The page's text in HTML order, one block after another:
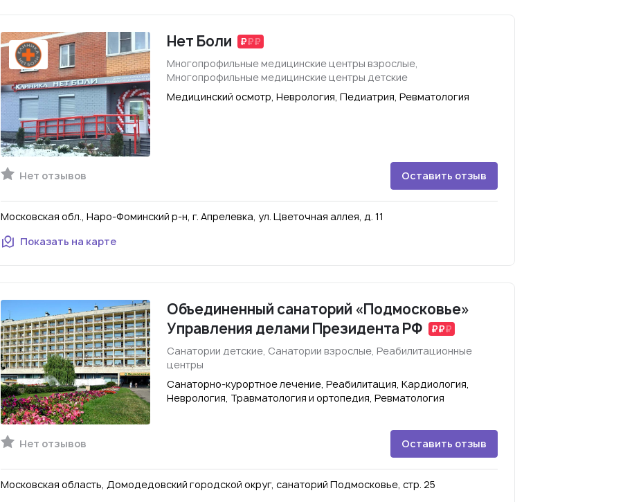
Нет Боли
Многопрофильные медицинские центры взрослые,
Многопрофильные медицинские центры детские
Медицинский осмотр, Неврология, Педиатрия, Ревматология
Нет отзывов Оставить отзыв
Московская обл., Наро-Фоминский р-н, г. Апрелевка, ул. Цветочная аллея, д. 11
Показать на карте
Объединенный санаторий «Подмосковье»
Управления делами Президента РФ
Санатории детские, Санатории взрослые, Реабилитационные
центры
Санаторно-курортное лечение, Реабилитация, Кардиология,
Неврология, Травматология и ортопедия, Ревматология
Нет отзывов Оставить отзыв
Московская область, Домодедовский городской округ, санаторий Подмосковье, стр. 25